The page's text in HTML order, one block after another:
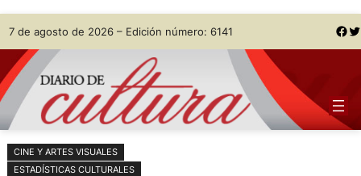
Saltar
al
contenido
Skip
to
content
7 de agosto de 2026 – Edición número: 6141 Facebook Twitter
CINE Y ARTES VISUALES
ESTADÍSTICAS CULTURALES